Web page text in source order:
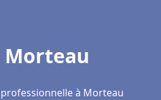
à Morteau